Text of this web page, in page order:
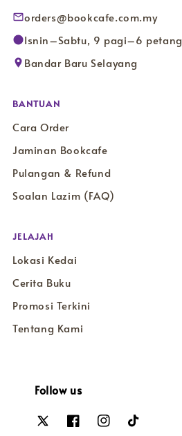
orders@bookcafe.com.my
Isnin–Sabtu, 9 pagi–6 petang
Bandar Baru Selayang
BANTUAN
Cara Order
Jaminan Bookcafe
Pulangan & Refund
Soalan Lazim (FAQ)
JELAJAH
Lokasi Kedai
Cerita Buku
Promosi Terkini
Tentang Kami
Follow us